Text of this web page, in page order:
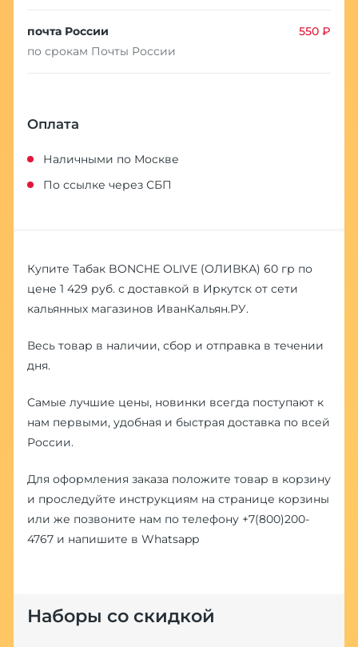
почта России
550 ₽
по срокам Почты России
Оплата
Наличными по Москве
По ссылке через СБП
Купите Табак BONCHE OLIVE (ОЛИВКА) 60 гр по
цене 1 429 руб. с доставкой в Иркутск от сети
кальянных магазинов ИванКальян.РУ.
Весь товар в наличии, сбор и отправка в течении
дня.
Самые лучшие цены, новинки всегда поступают к
нам первыми, удобная и быстрая доставка по всей
России.
Для оформления заказа положите товар в корзину
и проследуйте инструкциям на странице корзины
или же позвоните нам по телефону +7(800)200-
4767и напишите в Whatsapp
Наборы со скидкой